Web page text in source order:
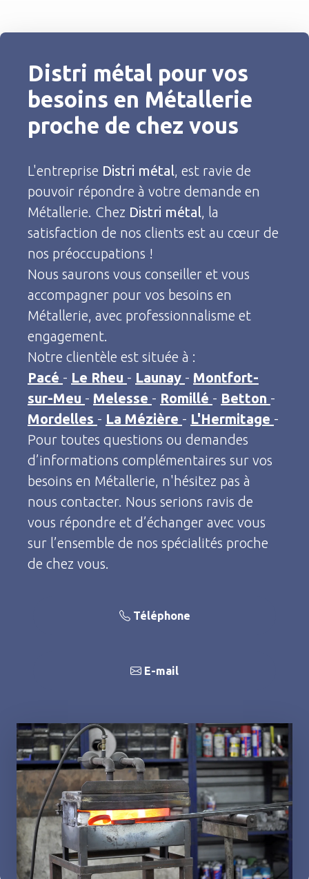
Distri métal pour vos
besoins en Métallerie
proche de chez vous
L'entreprise Distri métal, est ravie de
pouvoir répondre à votre demande en
Métallerie. Chez Distri métal, la
satisfaction de nos clients est au cœur de
nos préoccupations !
Nous saurons vous conseiller et vous
accompagner pour vos besoins en
Métallerie, avec professionnalisme et
engagement.
Notre clientèle est située à :
Pacé - Le Rheu - Launay - Montfort-
sur-Meu - Melesse - Romillé - Betton -
Mordelles - La Mézière - L'Hermitage -
Pour toutes questions ou demandes
d’informations complémentaires sur vos
besoins en Métallerie, n'hésitez pas à
nous contacter. Nous serions ravis de
vous répondre et d’échanger avec vous
sur l’ensemble de nos spécialités proche
de chez vous.
Téléphone
E-mail